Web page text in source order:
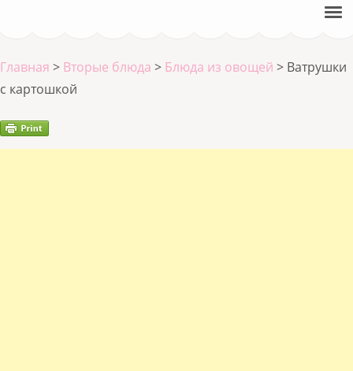
Главная > Вторые блюда > Блюда из овощей > Ватрушки
с картошкой